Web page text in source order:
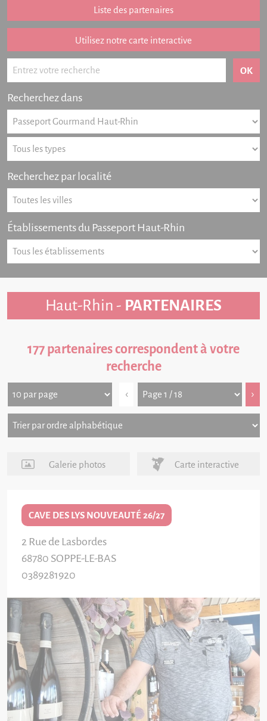
Addition remboursée
Points de vente
Listing des newsletters
Offres numériques
Partenariat
FAQ
Livre d'or
Contact
Liste des partenaires
Utilisez notre carte interactive
Recherchez dans
Recherchez par localité
Établissements du Passeport Haut-Rhin
Haut-Rhin - PARTENAIRES
177 partenaires correspondent à votre
recherche
‹ ›
Galerie photos Carte interactive
CAVE DES LYS NOUVEAUTÉ 26/27
2 Rue de Lasbordes
68780 SOPPE-LE-BAS
0389281920